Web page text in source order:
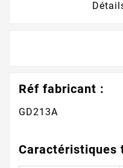
Réf fabricant :
GD213A
Caractéristiques